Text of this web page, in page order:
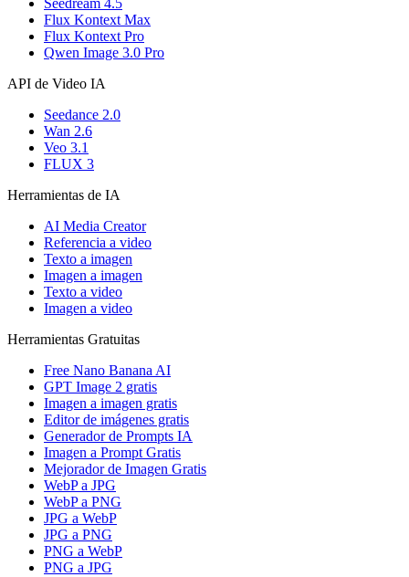
Seedream 4.5
Flux Kontext Max
Flux Kontext Pro
Qwen Image 3.0 Pro
API de Video IA
Seedance 2.0
Wan 2.6
Veo 3.1
FLUX 3
Herramientas de IA
AI Media Creator
Referencia a video
Texto a imagen
Imagen a imagen
Texto a video
Imagen a video
Herramientas Gratuitas
Free Nano Banana AI
GPT Image 2 gratis
Imagen a imagen gratis
Editor de imágenes gratis
Generador de Prompts IA
Imagen a Prompt Gratis
Mejorador de Imagen Gratis
WebP a JPG
WebP a PNG
JPG a WebP
JPG a PNG
PNG a WebP
PNG a JPG